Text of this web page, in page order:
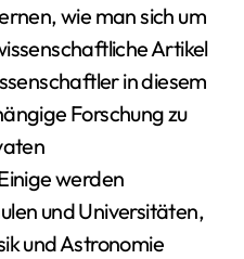
wie man sich um
Artikel
in diesem
Forschung zu
werden
und Universitäten,
und Astronomie